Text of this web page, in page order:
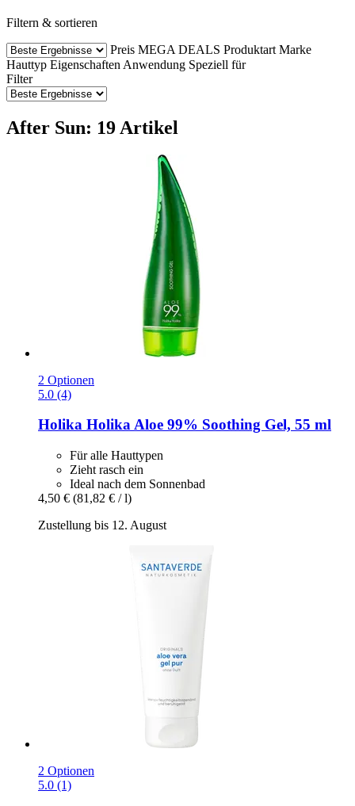
Filtern & sortieren
Preis MEGA DEALS Produktart Marke
Hauttyp Eigenschaften Anwendung Speziell für
Filter
After Sun: 19 Artikel
2 Optionen
5.0 (4)
Holika HolikaAloe 99% Soothing Gel, 55 ml
Für alle Hauttypen
Zieht rasch ein
Ideal nach dem Sonnenbad
4,50 € (81,82 € / l)
Zustellung bis 12. August
2 Optionen
5.0 (1)